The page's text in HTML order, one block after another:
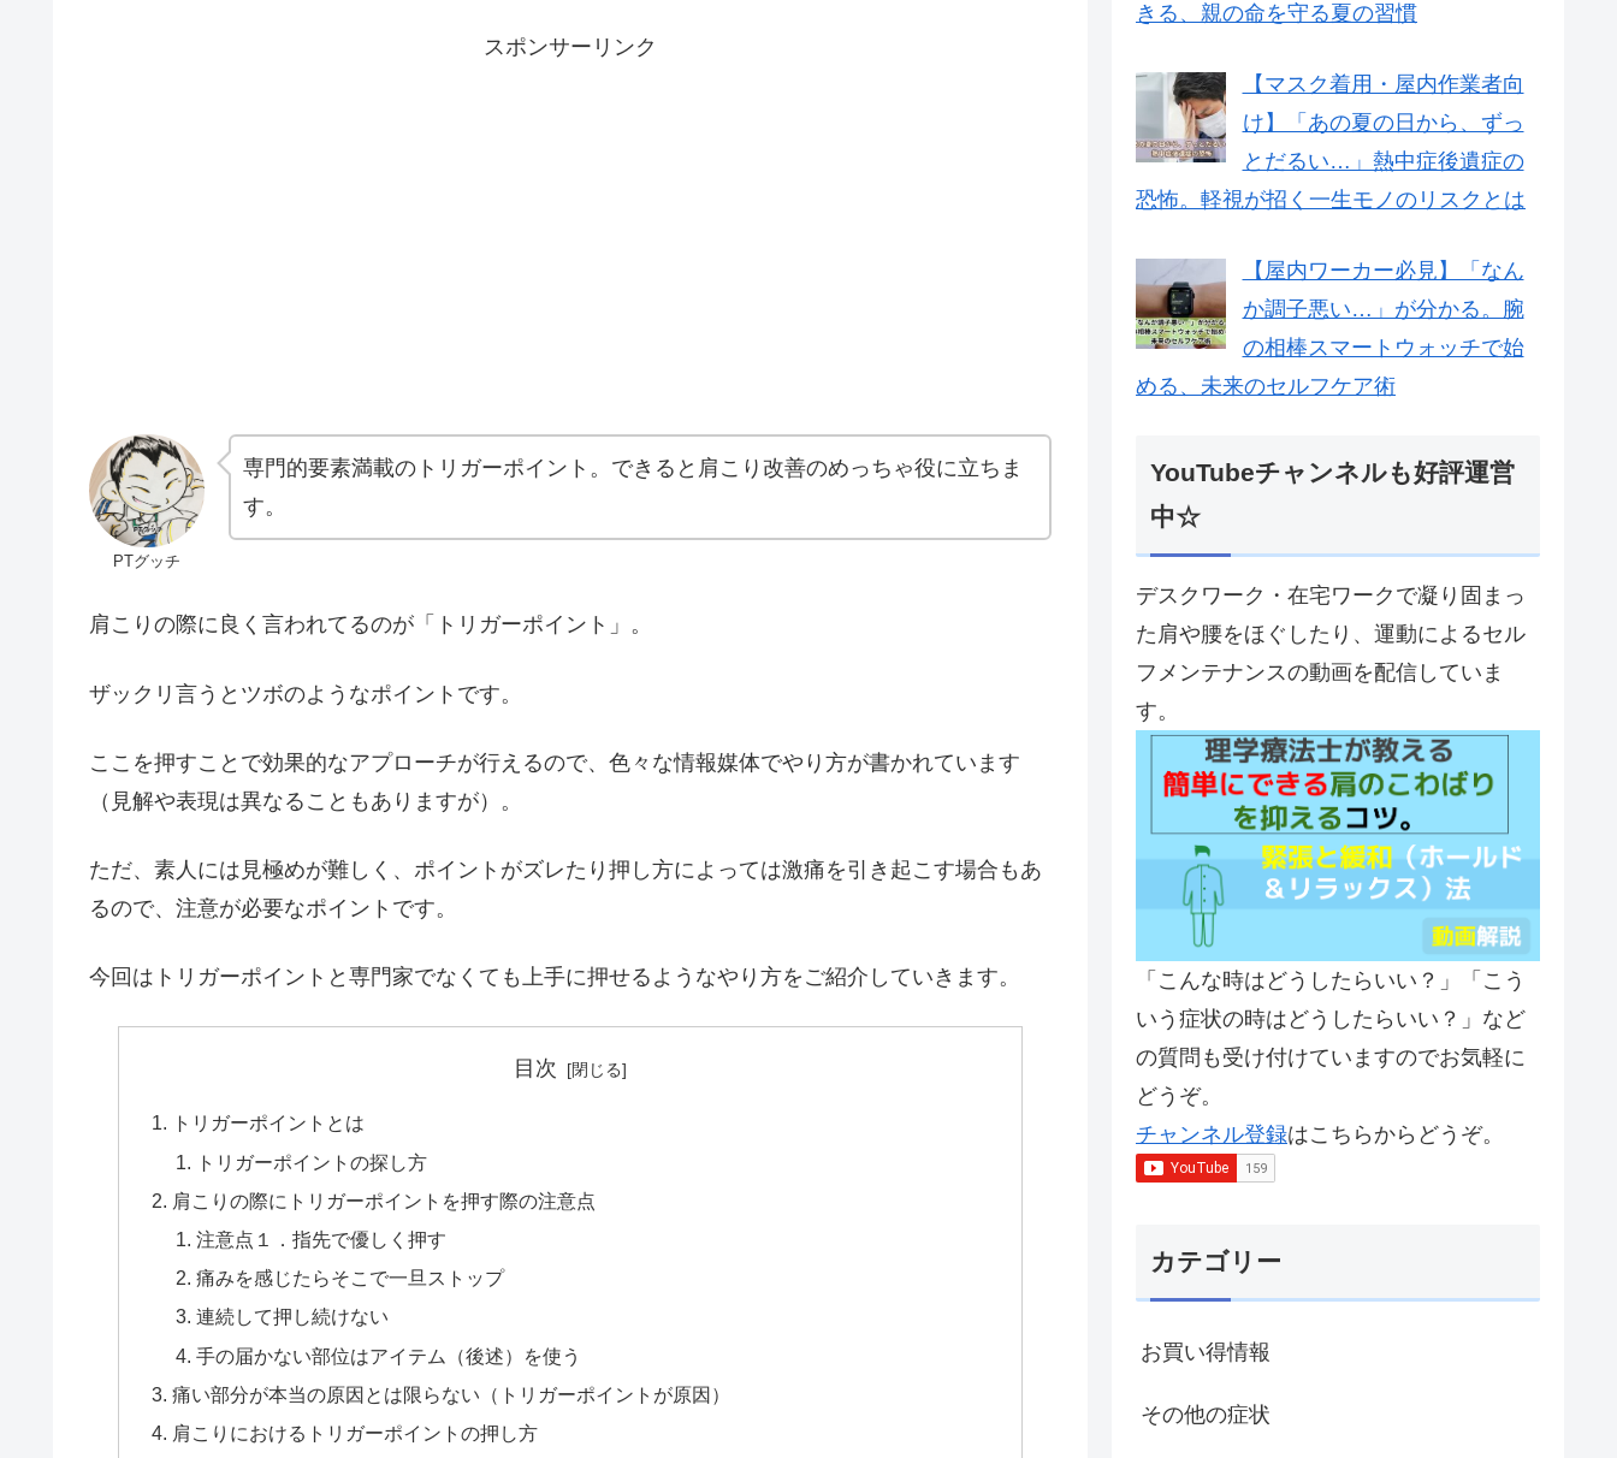
スポンサーリンク
PTグッチ
専門的要素満載のトリガーポイント。できると肩こり改善のめっちゃ役に立ちま
す。
肩こりの際に良く言われてるのが「トリガーポイント」。
ザックリ言うとツボのようなポイントです。
ここを押すことで効果的なアプローチが行えるので、色々な情報媒体でやり方が書かれています
（見解や表現は異なることもありますが）。
ただ、素人には見極めが難しく、ポイントがズレたり押し方によっては激痛を引き起こす場合もあ
るので、注意が必要なポイントです。
今回はトリガーポイントと専門家でなくても上手に押せるようなやり方をご紹介していきます。
目次
トリガーポイントとは
トリガーポイントの探し方
肩こりの際にトリガーポイントを押す際の注意点
注意点１．指先で優しく押す
痛みを感じたらそこで一旦ストップ
連続して押し続けない
手の届かない部位はアイテム（後述）を使う
痛い部分が本当の原因とは限らない（トリガーポイントが原因）
肩こりにおけるトリガーポイントの押し方
きる、親の命を守る夏の習慣
【マスク着用・屋内作業者向
け】「あの夏の日から、ずっ
とだるい…」熱中症後遺症の
恐怖。軽視が招く一生モノのリスクとは
【屋内ワーカー必見】「なん
か調子悪い…」が分かる。腕
の相棒スマートウォッチで始
める、未来のセルフケア術
YouTubeチャンネルも好評運営
中☆
デスクワーク・在宅ワークで凝り固まっ
た肩や腰をほぐしたり、運動によるセル
フメンテナンスの動画を配信していま
す。
「こんな時はどうしたらいい？」「こう
いう症状の時はどうしたらいい？」など
の質問も受け付けていますのでお気軽に
どうぞ。
チャンネル登録はこちらからどうぞ。
カテゴリー
お買い得情報
その他の症状